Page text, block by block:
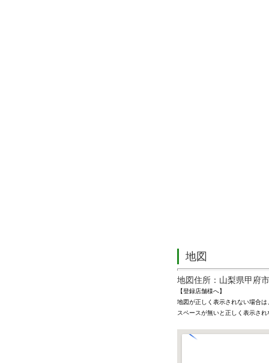
地図
地図住所：山梨県甲府
【登録店舗様へ】
地図が正しく表示されない場合
スペースが無いと正しく表示さ